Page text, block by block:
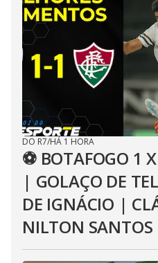
DO R7/HÁ 1 HORA
⚽ BOTAFOGO 1
| GOLAÇO DE
DE IGNÁCIO |
NILTON SANTOS